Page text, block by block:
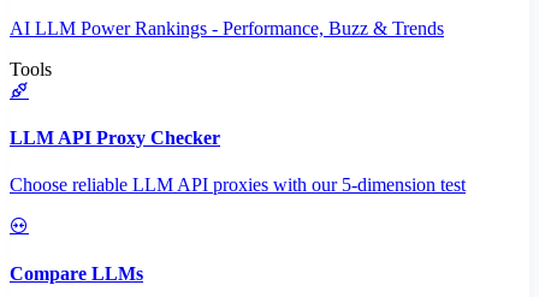
AI LLM Power Rankings - Performance, Buzz & Trends
Tools
LLM API Proxy Checker
Choose reliable LLM API proxies with our 5-dimension test
Compare LLMs